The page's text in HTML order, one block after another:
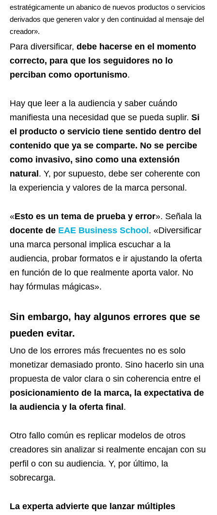
estratégicamente un abanico de nuevos productos o servicios
derivados que generen valor y den continuidad al mensaje del
creador».
Para diversificar, debe hacerse en el momento
correcto, para que los seguidores no lo
perciban como oportunismo.
Hay que leer a la audiencia y saber cuándo
manifiesta una necesidad que se pueda suplir. Si
el producto o servicio tiene sentido dentro del
contenido que ya se comparte. No se percibe
como invasivo, sino como una extensión
natural . Y, por supuesto, debe ser coherente con
la experiencia y valores de la marca personal.
«Esto es un tema de prueba y error». Señala la
docente de EAE Business School . «Diversificar
una marca personal implica escuchar a la
audiencia, probar formatos e ir ajustando la oferta
en función de lo que realmente aporta valor. No
hay fórmulas mágicas».
Sin embargo, hay algunos errores que se
pueden evitar.
Uno de los errores más frecuentes no es solo
monetizar demasiado pronto. Sino hacerlo sin una
propuesta de valor clara o sin coherencia entre el
posicionamiento de la marca, la expectativa de
la audiencia y la oferta final .
Otro fallo común es replicar modelos de otros
creadores sin analizar si realmente encajan con su
perfil o con su audiencia. Y, por último, la
sobrecarga.
La experta advierte que lanzar múltiples